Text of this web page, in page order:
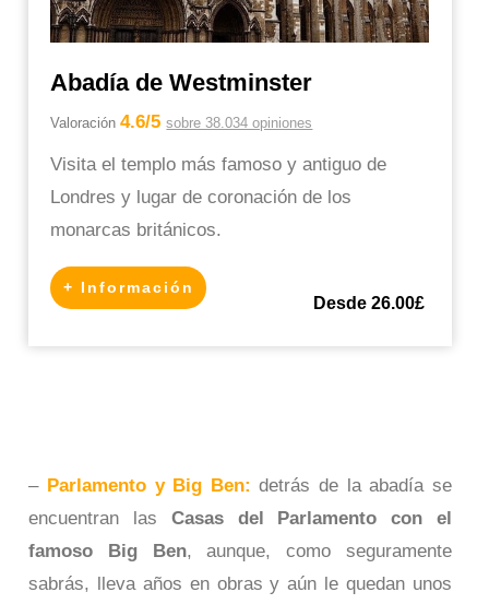
Abadía de Westminster
Valoración4.6/5sobre 38.034 opiniones
Visita el templo más famoso y antiguo de
Londres y lugar de coronación de los
monarcas británicos.
+ Información
Desde 26.00£
– Parlamento y Big Ben: detrás de la abadía se
encuentran las Casas del Parlamento con el
famoso Big Ben, aunque, como seguramente
sabrás, lleva años en obras y aún le quedan unos